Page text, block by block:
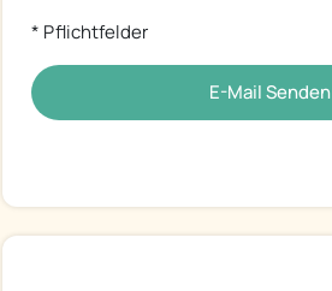
* Pflichtfelder
E-Mail Senden